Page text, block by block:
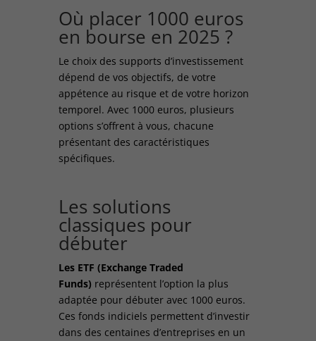
Où placer 1000 euros
en bourse en 2025 ?
Le choix des supports d’investissement
dépend de vos objectifs, de votre
appétence au risque et de votre horizon
temporel. Avec 1000 euros, plusieurs
options s’offrent à vous, chacune
présentant des caractéristiques
spécifiques.
Les solutions
classiques pour
débuter
Les ETF (Exchange Traded
Funds) représentent l’option la plus
adaptée pour débuter avec 1000 euros.
Ces fonds indiciels permettent d’investir
dans des centaines d’entreprises en un